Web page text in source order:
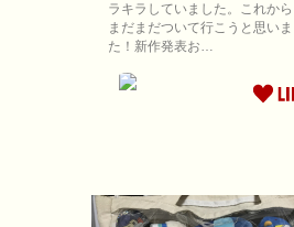
ラキラしていました。これから
まだまだついて行こうと思いま
た！新作発表お…